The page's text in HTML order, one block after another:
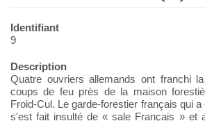
Identifiant
9
Description
Quatre ouvriers allemands ont franchi
coups de feu près de la maison
Froid-Cul. Le garde-forestier français qui
s'est fait insulté de « sale Français » et